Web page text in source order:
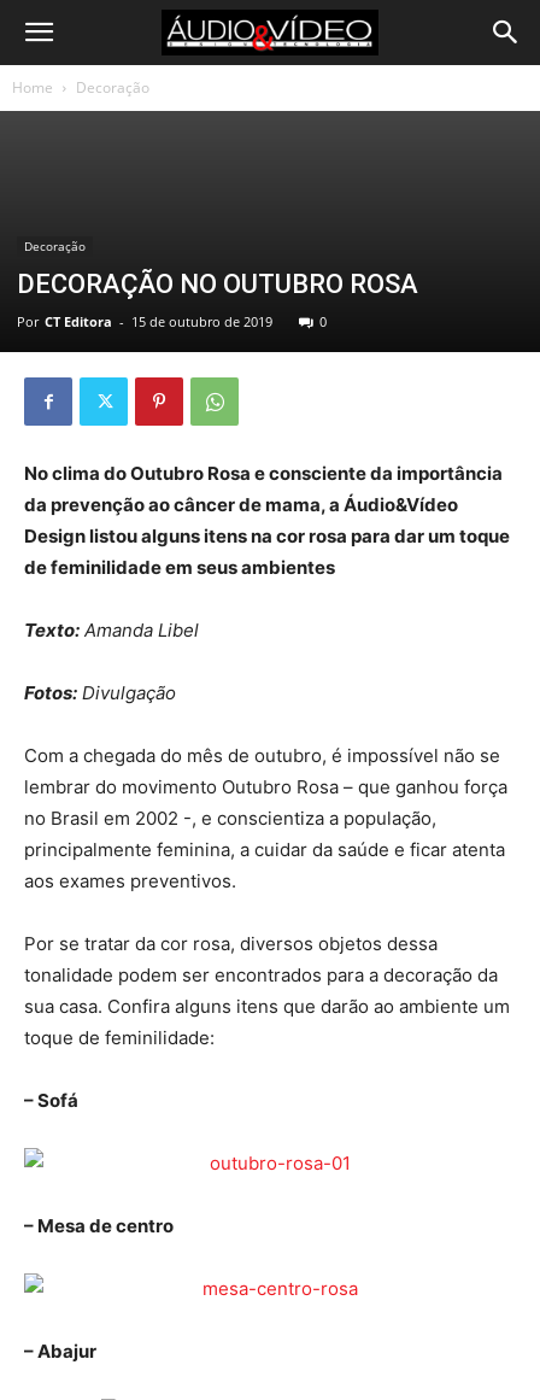
Home Decoração
Decoração
DECORAÇÃO NO OUTUBRO ROSA
Por CT Editora - 15 de outubro de 2019 0
No clima do Outubro Rosa e consciente da importância
da prevenção ao câncer de mama, a Áudio&Vídeo
Design listou alguns itens na cor rosa para dar um toque
de feminilidade em seus ambientes
Texto: Amanda Libel
Fotos: Divulgação
Com a chegada do mês de outubro, é impossível não se
lembrar do movimento Outubro Rosa – que ganhou força
no Brasil em 2002 -, e conscientiza a população,
principalmente feminina, a cuidar da saúde e ficar atenta
aos exames preventivos.
Por se tratar da cor rosa, diversos objetos dessa
tonalidade podem ser encontrados para a decoração da
sua casa. Confira alguns itens que darão ao ambiente um
toque de feminilidade:
– Sofá
– Mesa de centro
– Abajur